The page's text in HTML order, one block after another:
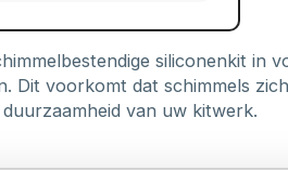
siliconenkit in
Dit voorkomt dat schimmels
van uw kitwerk.